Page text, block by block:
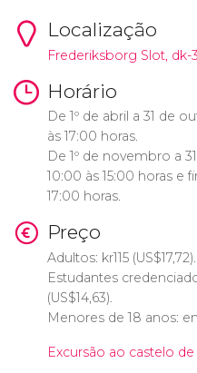
Localização
Frederiksborg Slot, dk-
Horário
De 1º de abril a 31 de
às 17:00 horas.
De 1º de novembro a
10:00 às 15:00 horas e
17:00 horas.
Preço
Adultos: kr115 (US$17,72).
Estudantes
(US$14,63).
Menores de 18 anos:
Excursão ao castelo